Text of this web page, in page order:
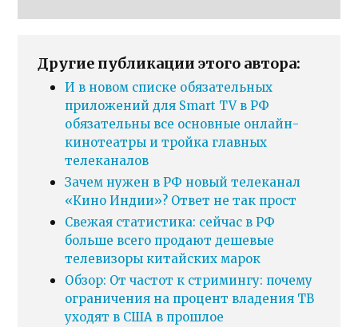
Другие публикации этого автора:
И в новом списке обязательных
приложений для Smart TV в РФ
обязательны все основные онлайн-
кинотеатры и тройка главных
телеканалов
Зачем нужен в РФ новый телеканал
«Кино Индии»? Ответ не так прост
Свежая статистика: сейчас в РФ
больше всего продают дешевые
телевизоры китайских марок
Обзор: От частот к стримингу: почему
ограничения на процент владения ТВ
уходят в США в прошлое